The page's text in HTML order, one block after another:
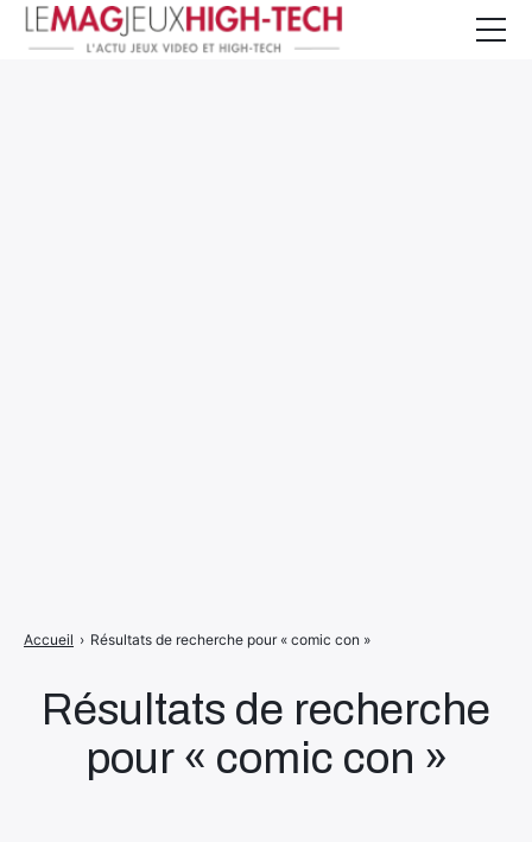
Résultats de recherche
pour « comic con »
Accueil › Résultats de recherche pour « comic con »